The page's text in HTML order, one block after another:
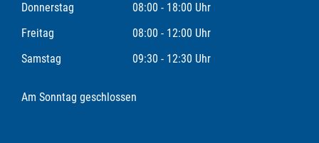
Donnerstag
08:00 - 18:00 Uhr
Freitag
08:00 - 12:00 Uhr
Samstag
09:30 - 12:30 Uhr
Am Sonntag geschlossen